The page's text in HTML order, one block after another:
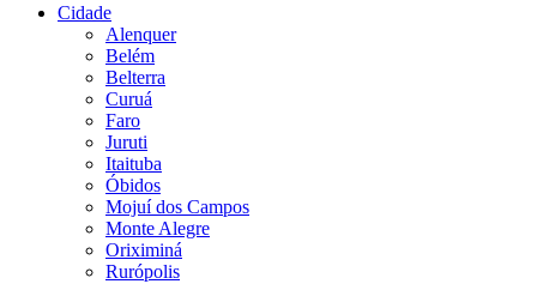
Cidade
Alenquer
Belém
Belterra
Curuá
Faro
Juruti
Itaituba
Óbidos
Mojuí dos Campos
Monte Alegre
Oriximiná
Rurópolis